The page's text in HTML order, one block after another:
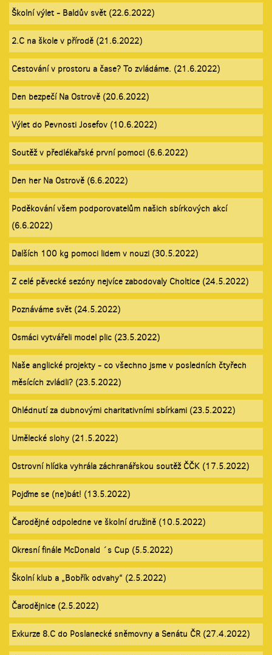
Školní výlet - Baldův svět (22.6.2022)
2.C na škole v přírodě (21.6.2022)
Cestování v prostoru a čase? To zvládáme. (21.6.2022)
Den bezpečí Na Ostrově (20.6.2022)
Výlet do Pevnosti Josefov (10.6.2022)
Soutěž v předlékařské první pomoci (6.6.2022)
Den her Na Ostrově (6.6.2022)
Poděkování všem podporovatelům našich sbírkových akcí
(6.6.2022)
Dalších 100 kg pomoci lidem v nouzi (30.5.2022)
Z celé pěvecké sezóny nejvíce zabodovaly Choltice (24.5.2022)
Poznáváme svět (24.5.2022)
Osmáci vytvářeli model plic (23.5.2022)
Naše anglické projekty - co všechno jsme v posledních čtyřech
měsících zvládli? (23.5.2022)
Ohlédnutí za dubnovými charitativními sbírkami (23.5.2022)
Umělecké slohy (21.5.2022)
Ostrovní hlídka vyhrála záchranářskou soutěž ČČK (17.5.2022)
Pojďme se (ne)bát! (13.5.2022)
Čarodějné odpoledne ve školní družině (10.5.2022)
Okresní finále McDonald ´s Cup (5.5.2022)
Školní klub a „Bobřík odvahy“ (2.5.2022)
Čarodějnice (2.5.2022)
Exkurze 8.C do Poslanecké sněmovny a Senátu ČR (27.4.2022)